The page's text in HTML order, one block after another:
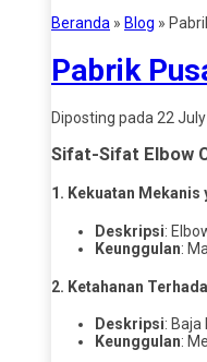
Beranda » Blog »
Pabrik
Diposting pada 22
Sifat-Sifat Elbow
1. Kekuatan Mekanis
Deskripsi:
Keunggulan:
2. Ketahanan
Deskripsi:
Keunggulan: